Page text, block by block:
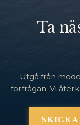
Ta
Utgå från
förfrågan. Vi